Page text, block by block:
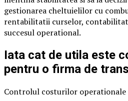
gestionarea cheltuielilor cu
rentabilitatii curselor,
succesul operational.
Iata cat de utila este
pentru o firma de
Controlul costurilor operationale